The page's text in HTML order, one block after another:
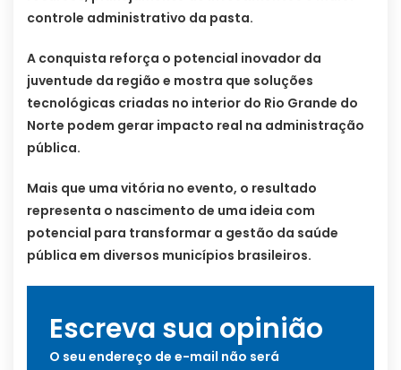
controle administrativo da pasta.
A conquista reforça o potencial inovador da
juventude da região e mostra que soluções
tecnológicas criadas no interior do Rio Grande do
Norte podem gerar impacto real na administração
pública.
Mais que uma vitória no evento, o resultado
representa o nascimento de uma ideia com
potencial para transformar a gestão da saúde
pública em diversos municípios brasileiros.
Escreva sua opinião
O seu endereço de e-mail não será